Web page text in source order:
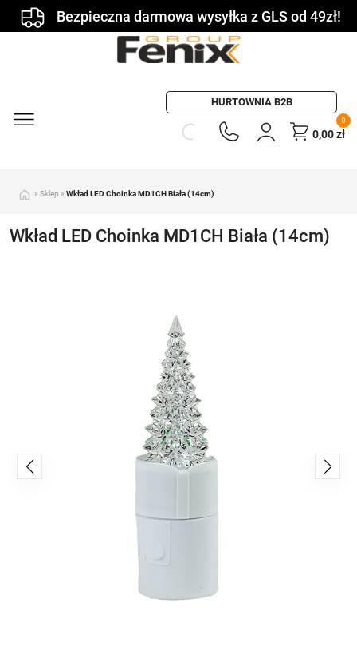
Bezpieczna darmowa wysyłka z GLS od 49zł!
HURTOWNIA B2B
0
0,00zł
» Sklep » Wkład LED Choinka MD1CH Biała (14cm)
Wkład LED Choinka MD1CH Biała (14cm)